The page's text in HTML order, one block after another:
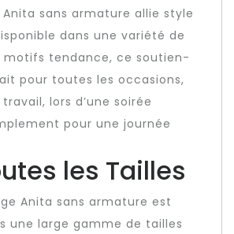
sans armature allie style
dans une variété de
motifs tendance, ce soutien-
pour toutes les occasions,
lors d’une soirée
pour une journée
les Tailles
Anita sans armature est
une large gamme de tailles